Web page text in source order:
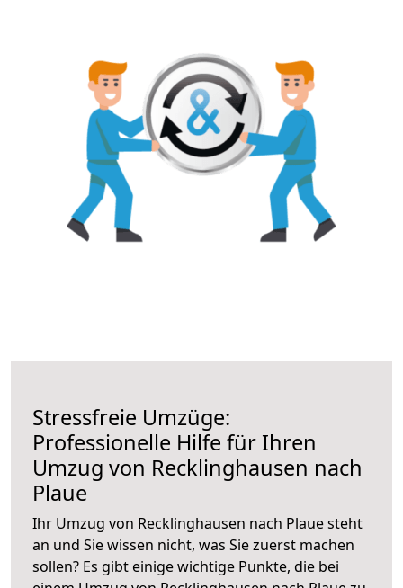
Stressfreie Umzüge:
Professionelle Hilfe für Ihren
Umzug von Recklinghausen nach
Plaue
Ihr Umzug von Recklinghausen nach Plaue steht
an und Sie wissen nicht, was Sie zuerst machen
sollen? Es gibt einige wichtige Punkte, die bei